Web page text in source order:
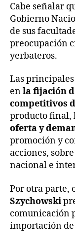
Cabe señalar
Gobierno
de sus
preocupación
yerbateros.
Las
enla fijación
competitivos
producto final,
oferta y
promoción y
acciones,
nacional e
Por otra parte,
Szychowski
comunicación
importación